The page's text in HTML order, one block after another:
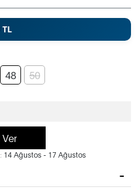
48 50
14 Ağustos - 17 Ağustos